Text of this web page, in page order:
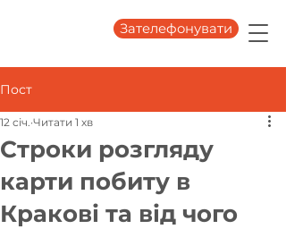
Зателефонувати
Пост
Строки розгляду
карти побиту в
Кракові та від чого
12 січ. Читати 1 хв